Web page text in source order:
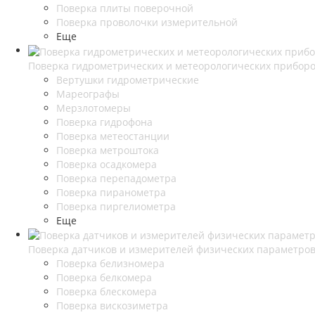
Поверка плиты поверочной
Поверка проволочки измерительной
Еще
Поверка гидрометрических и метеорологических
Вертушки гидрометрические
Мареографы
Мерзлотомеры
Поверка гидрофона
Поверка метеостанции
Поверка метроштока
Поверка осадкомера
Поверка перепадометра
Поверка пиранометра
Поверка пиргелиометра
Еще
Поверка датчиков и измерителей физических параметров
Поверка белизномера
Поверка белкомера
Поверка блескомера
Поверка вискозиметра